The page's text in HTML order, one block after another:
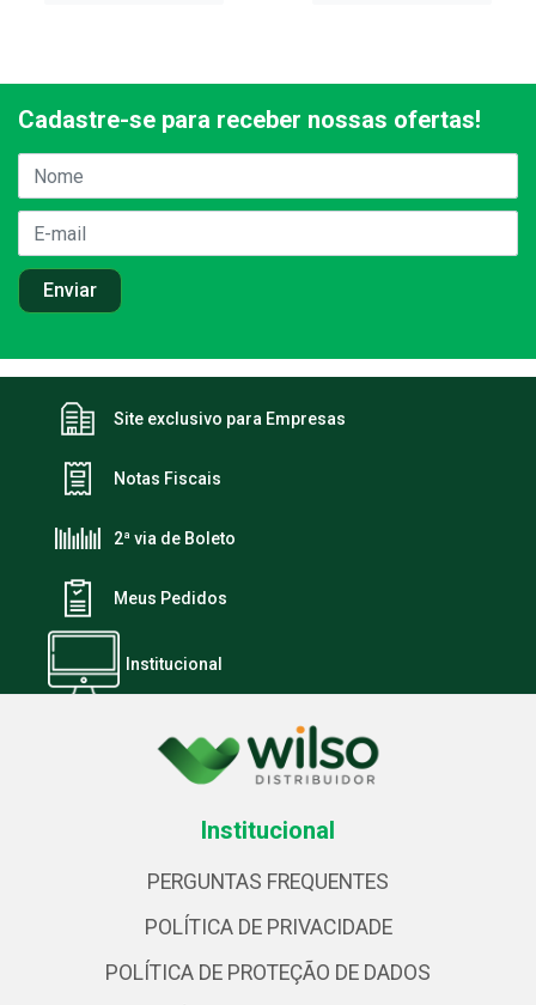
Cadastre-se para receber nossas ofertas!
Site exclusivo para Empresas
Notas Fiscais
2ª via de Boleto
Meus Pedidos
Institucional
Institucional
PERGUNTAS FREQUENTES
POLÍTICA DE PRIVACIDADE
POLÍTICA DE PROTEÇÃO DE DADOS